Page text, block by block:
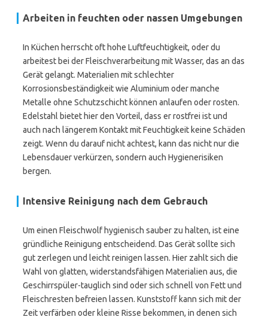
Arbeiten in feuchten oder nassen Umgebungen
In Küchen herrscht oft hohe Luftfeuchtigkeit, oder du
arbeitest bei der Fleischverarbeitung mit Wasser, das an das
Gerät gelangt. Materialien mit schlechter
Korrosionsbeständigkeit wie Aluminium oder manche
Metalle ohne Schutzschicht können anlaufen oder rosten.
Edelstahl bietet hier den Vorteil, dass er rostfrei ist und
auch nach längerem Kontakt mit Feuchtigkeit keine Schäden
zeigt. Wenn du darauf nicht achtest, kann das nicht nur die
Lebensdauer verkürzen, sondern auch Hygienerisiken
bergen.
Intensive Reinigung nach dem Gebrauch
Um einen Fleischwolf hygienisch sauber zu halten, ist eine
gründliche Reinigung entscheidend. Das Gerät sollte sich
gut zerlegen und leicht reinigen lassen. Hier zahlt sich die
Wahl von glatten, widerstandsfähigen Materialien aus, die
Geschirrspüler-tauglich sind oder sich schnell von Fett und
Fleischresten befreien lassen. Kunststoff kann sich mit der
Zeit verfärben oder kleine Risse bekommen, in denen sich